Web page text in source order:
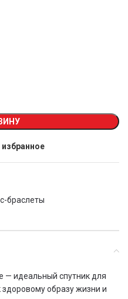
браслеты
— идеальный спутник для
образу жизни и